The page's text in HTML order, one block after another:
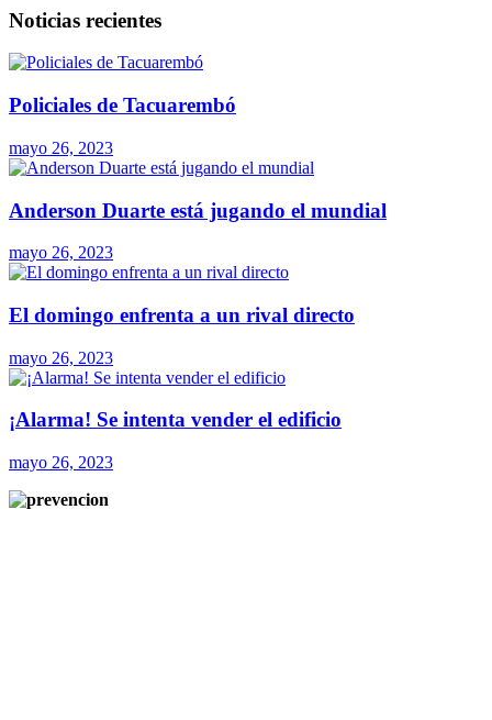
Noticias recientes
Policiales de Tacuarembó
mayo 26, 2023
Anderson Duarte está jugando el mundial
mayo 26, 2023
El domingo enfrenta a un rival directo
mayo 26, 2023
¡Alarma! Se intenta vender el edificio
mayo 26, 2023